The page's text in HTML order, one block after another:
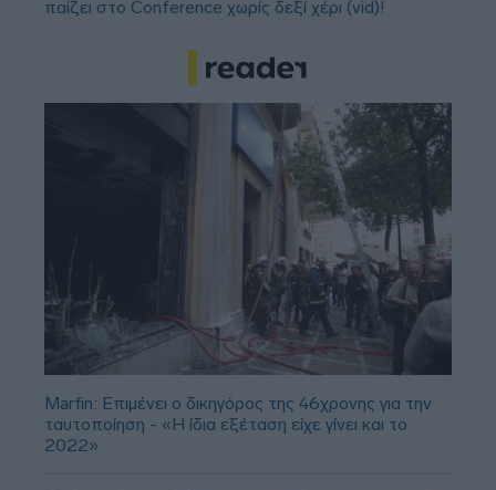
παίζει στο Conference χωρίς δεξί χέρι (vid)!
Marfin: Επιμένει ο δικηγόρος της 46χρονης για την
ταυτοποίηση - «Η ίδια εξέταση είχε γίνει και το
2022»